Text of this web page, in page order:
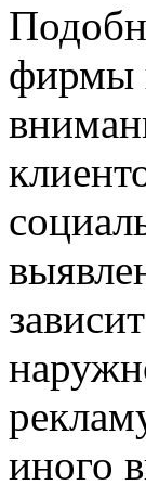
фирмы
иного